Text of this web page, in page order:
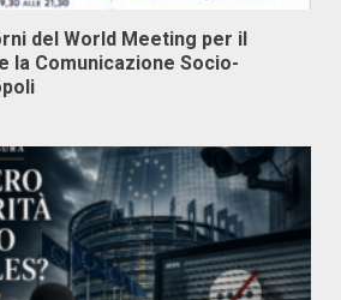
del World Meeting per il
la Comunicazione Socio-